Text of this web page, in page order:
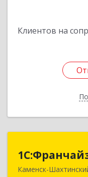
Клиентов на
Каменск-
347800,